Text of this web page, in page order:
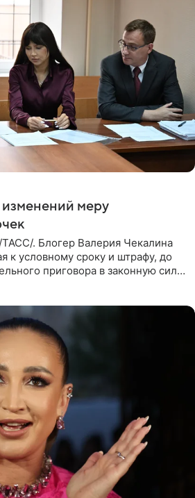
изменений меру
. Блогер Валерия Чекалина
к условному сроку и штрафу, до
приговора в законную силу